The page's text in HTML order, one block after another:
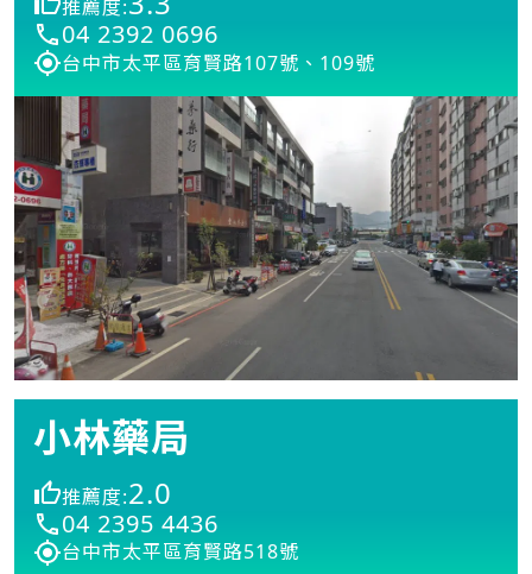
推薦度:
04 2392 0696
台中市太平區育賢路107號、109號
小林藥局
推薦度:2.0
04 2395 4436
台中市太平區育賢路518號